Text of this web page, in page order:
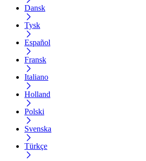
Dansk
Tysk
Español
Fransk
Italiano
Holland
Polski
Svenska
Türkçe